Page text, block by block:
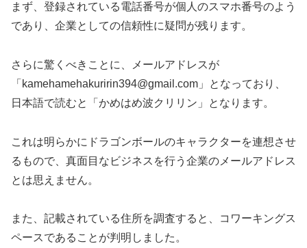
まず、登録されている電話番号が個人のスマホ番号のよう
であり、企業としての信頼性に疑問が残ります。
さらに驚くべきことに、メールアドレスが
「kamehamehakuririn394@gmail.com」となっており、
日本語で読むと「かめはめ波クリリン」となります。
これは明らかにドラゴンボールのキャラクターを連想させ
るもので、真面目なビジネスを行う企業のメールアドレス
とは思えません。
また、記載されている住所を調査すると、コワーキングス
ペースであることが判明しました。